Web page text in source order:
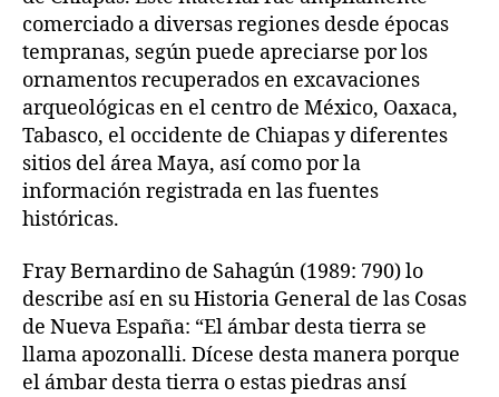
comerciado a diversas regiones desde épocas
tempranas, según puede apreciarse por los
ornamentos recuperados en excavaciones
arqueológicas en el centro de México, Oaxaca,
Tabasco, el occidente de Chiapas y diferentes
sitios del área Maya, así como por la
información registrada en las fuentes
históricas.
Fray Bernardino de Sahagún (1989: 790) lo
describe así en su Historia General de las Cosas
de Nueva España: “El ámbar desta tierra se
llama apozonalli. Dícese desta manera porque
el ámbar desta tierra o estas piedras ansí